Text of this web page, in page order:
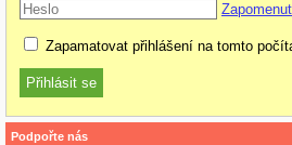
Zapamatovat přihlášení na tomto
Podpořte nás